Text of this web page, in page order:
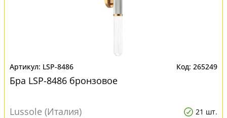
LSP-8486 265249
Бра LSP-8486 бронзовое
Lussole (Италия) 21 шт.